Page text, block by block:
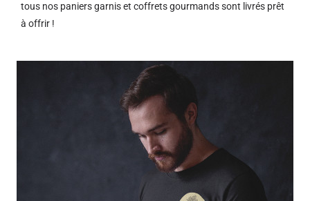
tous nos paniers garnis et coffrets gourmands sont livrés prêt
à offrir !